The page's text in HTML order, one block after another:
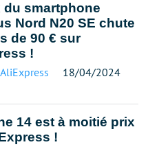
du smartphone
Nord N20 SE chute
de 90 € sur
!
AliExpress 18/04/2024
14 est à moitié prix
!